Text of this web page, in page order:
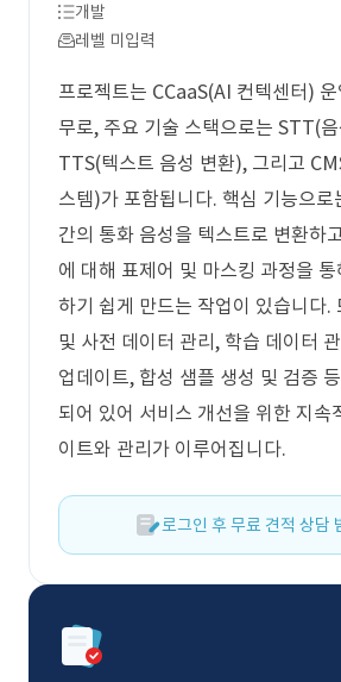
개발
레벨 미입력
프로젝트는 CCaaS(AI 컨텍센터)
무로, 주요 기술 스택으로는 STT(
TTS(텍스트 음성 변환), 그리고
스템)가 포함됩니다. 핵심 기능으로
간의 통화 음성을 텍스트로 변환하
에 대해 표제어 및 마스킹 과정을
하기 쉽게 만드는 작업이 있습니다.
및 사전 데이터 관리, 학습 데이터
업데이트, 합성 샘플 생성 및 검증
되어 있어 서비스 개선을 위한 지속
이트와 관리가 이루어집니다.
로그인 후 무료 견적 상담